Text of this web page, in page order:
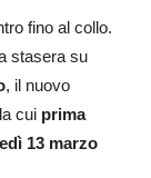
fino al collo.
stasera su
, il nuovo
cui prima
13 marzo